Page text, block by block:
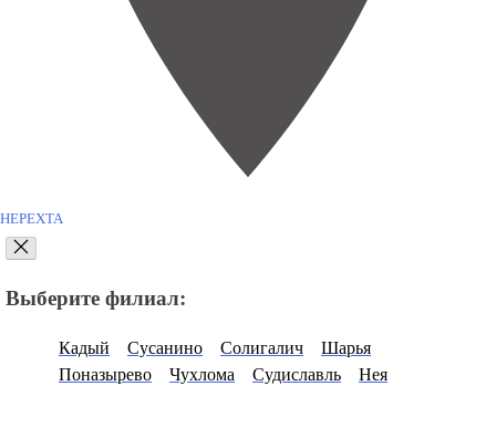
НЕРЕХТА
Выберите филиал:
Кадый Сусанино Солигалич
Шарья
Поназырево
Чухлома Судиславль Нея